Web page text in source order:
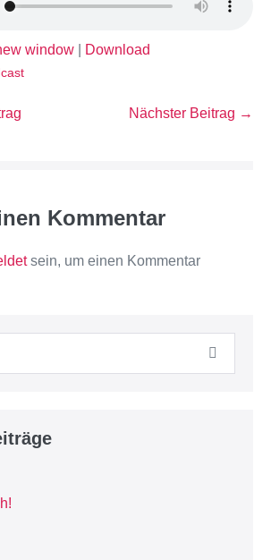
window Download
Nächster Beitrag →
Kommentar
sein, um einen Kommentar